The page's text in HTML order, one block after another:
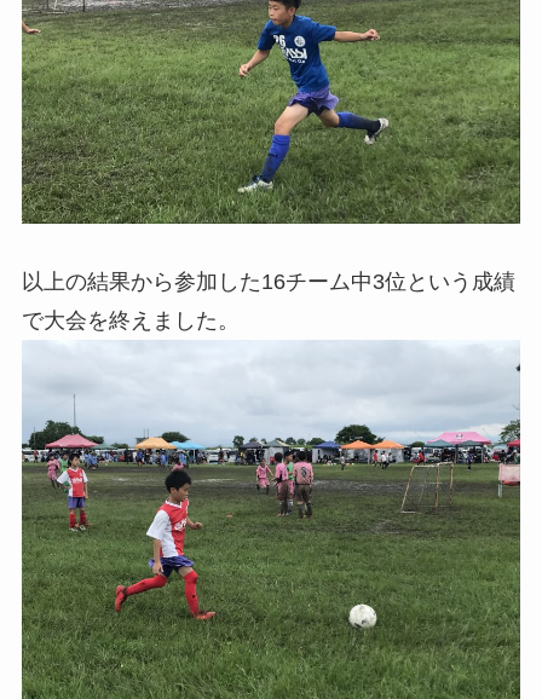
以上の結果から参加した16チーム中3位という成績
で大会を終えました。